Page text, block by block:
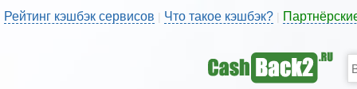
Рейтинг кэшбэк сервисов | Что такое кэшбэк?